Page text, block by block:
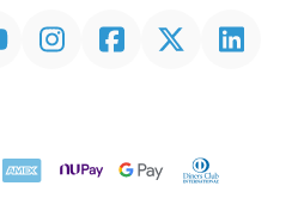
InstagramFacebookTwitter Linkedin
AMEX NuPay Google PayDiners Club